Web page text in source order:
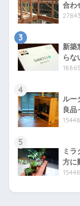
合わ
3
新築
らな
4
ルー
良品
5
ミラ
方に